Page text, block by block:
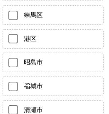
練馬区
港区
昭島市
稲城市
清瀬市